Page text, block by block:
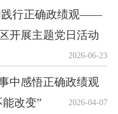
践行正确政绩观——
开展主题党日活动
2026-06-23
中感悟正确政绩观
改变”
2026-04-07